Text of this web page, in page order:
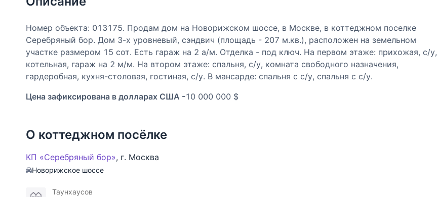
Номер объекта: 013175. Продам дом на Новорижском шоссе, в Москве, в коттеджном поселке
Серебряный бор. Дом 3-х уровневый, сэндвич (площадь - 207 м.кв.), расположен на земельном
участке размером 15 сот. Есть гараж на 2 а/м. Отделка - под ключ. На первом этаже: прихожая, с/у,
котельная, гараж на 2 м/м. На втором этаже: спальня, с/у, комната свободного назначения,
гардеробная, кухня-столовая, гостиная, с/у. В мансарде: спальня с с/у, спальня с с/у.
Цена зафиксирована в долларах США -10 000 000 $
О коттеджном посёлке
КП «Серебряный бор», г. Москва
Новорижское шоссе
Таунхаусов